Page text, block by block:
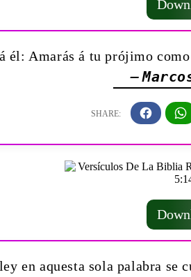
él: Amarás á tu prójimo
—
en aquesta sola palabra